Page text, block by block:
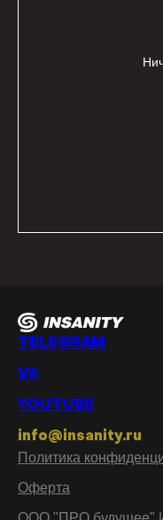
TELEGRAM
VK
YOUTUBE
info@insanity.ru
Политика
Оферта